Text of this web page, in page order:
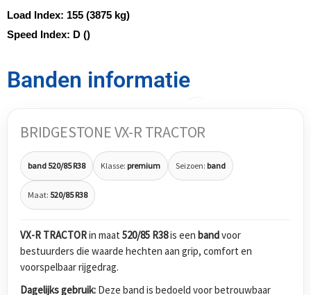
Load Index: 155 (3875 kg)
Speed Index: D ()
Banden informatie
BRIDGESTONE VX-R TRACTOR
band 520/85 R38 Klasse: premium Seizoen: band
Maat: 520/85 R38
VX-R TRACTORin maat 520/85 R38is een bandvoor
bestuurders die waarde hechten aan grip, comfort en
voorspelbaar rijgedrag.
Dagelijks gebruik: Deze band is bedoeld voor betrouwbaar